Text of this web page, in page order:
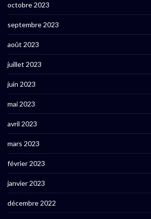
octobre 2023
septembre 2023
août 2023
juillet 2023
juin 2023
mai 2023
avril 2023
mars 2023
février 2023
janvier 2023
décembre 2022